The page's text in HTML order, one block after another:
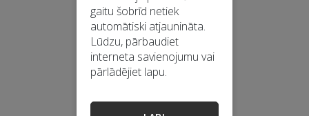
gaitu šobrīd netiek
automātiski atjaunināta.
Lūdzu, pārbaudiet
interneta savienojumu vai
pārlādējiet lapu.